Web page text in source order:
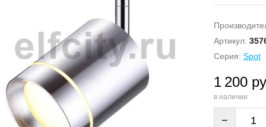
Артикул:
Серия: Spot
1 200
в наличии
−